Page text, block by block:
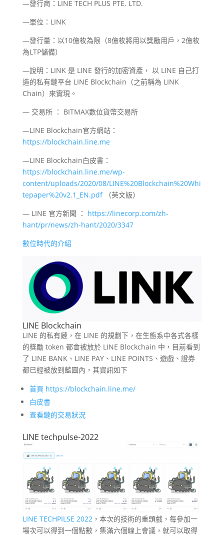
—發行商：LINE TECH PLUS PTE. LTD.
—單位：LINK
—發行量：以10億枚為限（8億枚將用以獎勵用戶，2億枚
為LTP儲備）
—說明：LINK 是 LINE 發行的加密資產， 以 LINE 自己打
造的私有鏈平台 LINE Blockchain（之前稱為 LINK
Chain）來實現。
— 交易所 ： BITMAX數位貨幣交易所
—LINE Blockchain官方網站：
https://blockchain.line.me
—LINE Blockchain白皮書：
https://blockchain.line.me/wp-
content/uploads/2020/08/LINE%20Blockchain%20Whi
tepaper%20v2.1_EN.pdf（英文版）
— LINE 官方新聞 ： https://linecorp.com/zh-
hant/pr/news/zh-hant/2020/3347
數位時代的介紹
LINE Blockchain
LINE 的私有鏈，在 LINE 的規劃下，在生態系中各式各樣
的獎勵 token 都會被放於 LINE Blockchain 中，目前看到
了 LINE BANK、LINE PAY、LINE POINTS、遊戲、證券
都已經被放到藍圖內，其資訊如下
首頁 https://blockchain.line.me/
白皮書
查看鏈的交易狀況
LINE techpulse-2022
LINE TECHPILSE 2022，本次的技術的重頭戲，每參加一
場次可以得到一個點數，集滿六個線上會議，就可以取得